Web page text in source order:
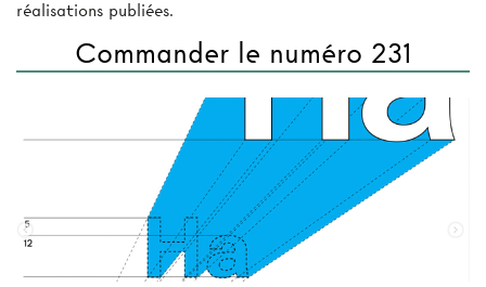
réalisations publiées.
Commander le numéro 231